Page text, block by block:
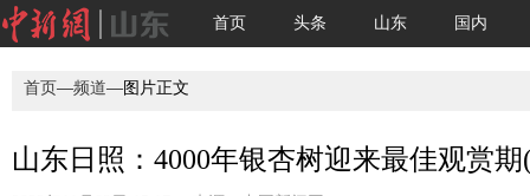
首页 头条 山东 国内
首页—频道—图片正文
山东日照：4000年银杏树迎来最佳观赏期